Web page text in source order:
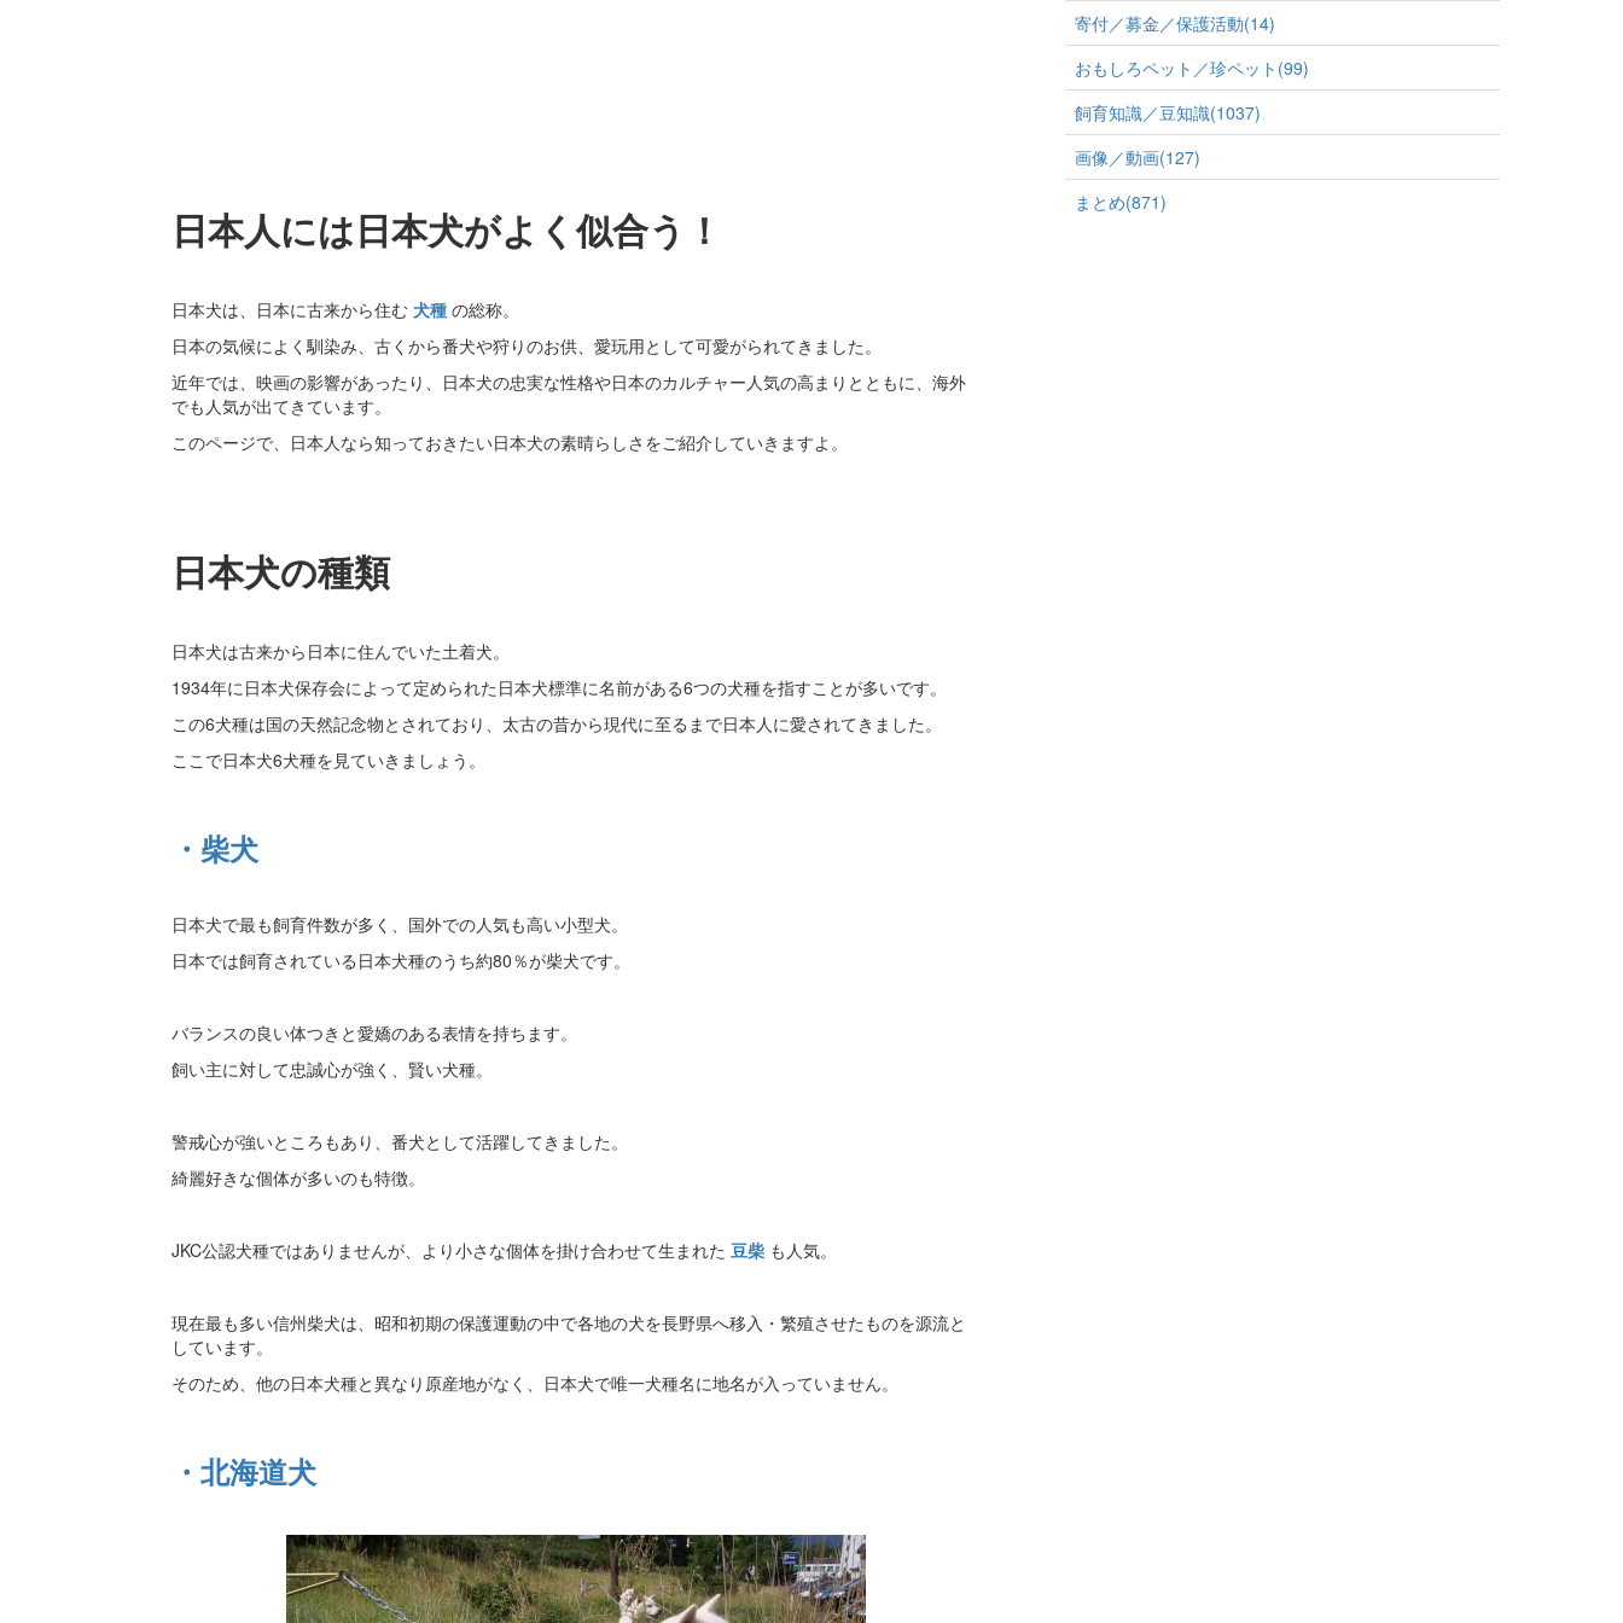
日本人には日本犬がよく似合う！
日本犬は、日本に古来から住む 犬種 の総称。
日本の気候によく馴染み、古くから番犬や狩りのお供、愛玩用として可愛がられてきました。
近年では、映画の影響があったり、日本犬の忠実な性格や日本のカルチャー人気の高まりとともに、海外
でも人気が出てきています。
このページで、日本人なら知っておきたい日本犬の素晴らしさをご紹介していきますよ。
日本犬の種類
日本犬は古来から日本に住んでいた土着犬。
1934年に日本犬保存会によって定められた日本犬標準に名前がある6つの犬種を指すことが多いです。
この6犬種は国の天然記念物とされており、太古の昔から現代に至るまで日本人に愛されてきました。
ここで日本犬6犬種を見ていきましょう。
・柴犬
日本犬で最も飼育件数が多く、国外での人気も高い小型犬。
日本では飼育されている日本犬種のうち約80％が柴犬です。
バランスの良い体つきと愛嬌のある表情を持ちます。
飼い主に対して忠誠心が強く、賢い犬種。
警戒心が強いところもあり、番犬として活躍してきました。
綺麗好きな個体が多いのも特徴。
JKC公認犬種ではありませんが、より小さな個体を掛け合わせて生まれた 豆柴 も人気。
現在最も多い信州柴犬は、昭和初期の保護運動の中で各地の犬を長野県へ移入・繁殖させたものを源流と
しています。
そのため、他の日本犬種と異なり原産地がなく、日本犬で唯一犬種名に地名が入っていません。
・北海道犬
寄付／募金／保護活動(14)
おもしろペット／珍ペット(99)
飼育知識／豆知識(1037)
画像／動画(127)
まとめ(871)